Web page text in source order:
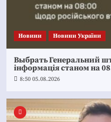
Новини Новини України
Выбрать Генеральний
інформація станом на
8:50 05.08.2026